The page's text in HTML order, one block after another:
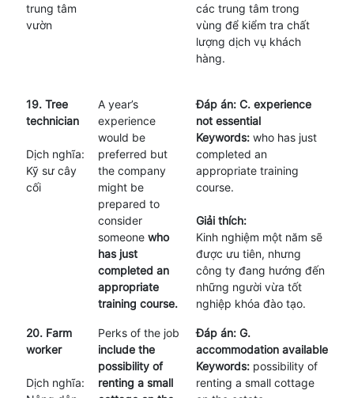
trung tâm
vườn
các trung tâm trong
vùng để kiểm tra chất
lượng dịch vụ khách
hàng.
19. Tree
technician
Dịch nghĩa:
Kỹ sư cây
cối
A year’s
experience
would be
preferred but
the company
might be
prepared to
consider
someone who
has just
completed an
appropriate
training course.
Đáp án: C. experience
not essential
Keywords: who has just
completed an
appropriate training
course.
Giải thích:
Kinh nghiệm một năm sẽ
được ưu tiên, nhưng
công ty đang hướng đến
những người vừa tốt
nghiệp khóa đào tạo.
20. Farm
worker
Dịch nghĩa:
Perks of the job
include the
possibility of
renting a small
Đáp án: G.
accommodation available
Keywords: possibility of
renting a small cottage